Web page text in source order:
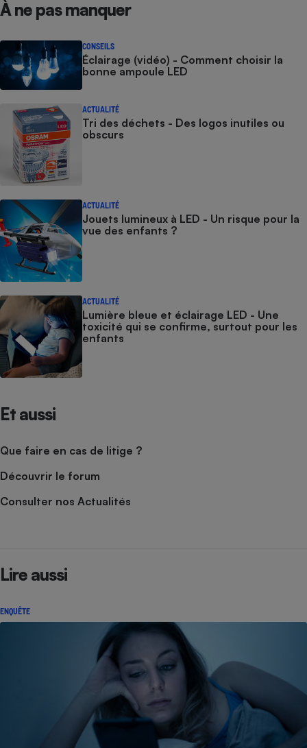
À ne pas manquer
CONSEILS
Éclairage (vidéo) - Comment choisir la
bonne ampoule LED
ACTUALITÉ
Tri des déchets - Des logos inutiles ou
obscurs
ACTUALITÉ
Jouets lumineux à LED - Un risque pour la
vue des enfants ?
ACTUALITÉ
Lumière bleue et éclairage LED - Une
toxicité qui se confirme, surtout pour les
enfants
Et aussi
Que faire en cas de litige ?
Découvrir le forum
Consulter nos Actualités
Lire aussi
ENQUÊTE